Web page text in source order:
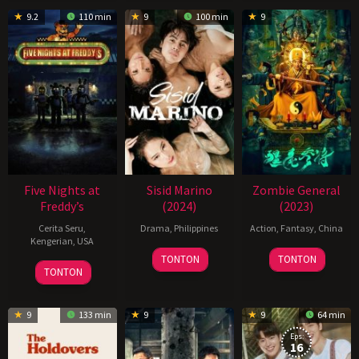
9.2 110 min
Five Nights at
Freddy’s
Cerita Seru
Kengerian USA
25
Oct
Danny
Gonzalez
TONTON
9 100 min
Sisid Marino
(2024)
Drama Philippines
14
Jun
Joel
Lamangan
TONTON
9
Zombie General
(2023)
Action Fantasy, China
7
Nov
Professor
Qin
TONTON
9 133 min 9 9 64 min
Eps:
16